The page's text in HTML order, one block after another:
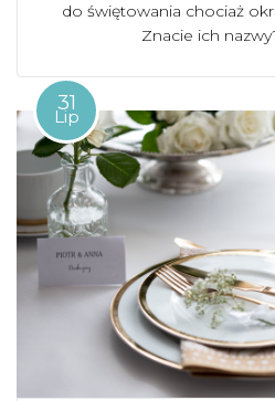
do świętowania chociaż
Znacie ich
31
Lip